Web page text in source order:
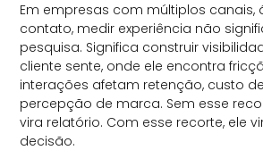
Em empresas com múltiplos canais,
contato, medir experiência não
pesquisa. Significa construir
cliente sente, onde ele encontra
interações afetam retenção, custo
percepção de marca. Sem esse
vira relatório. Com esse recorte, ele
decisão.